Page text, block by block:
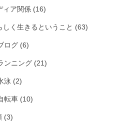
ィア関係 (16)
しく生きるということ (63)
ログ (6)
ンニング (21)
泳 (2)
転車 (10)
(3)